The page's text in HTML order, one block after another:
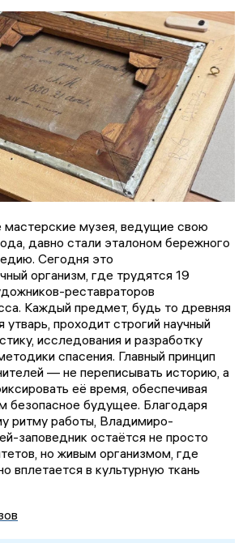
мастерские музея, ведущие свою
давно стали эталоном бережного
Сегодня это
организм, где трудятся 19
реставраторов
Каждый предмет, будь то древняя
утварь, проходит строгий научный
исследования и разработку
спасения. Главный принцип
— не переписывать историю, а
её время, обеспечивая
безопасное будущее. Благодаря
ритму работы, Владимиро-
заповедник остаётся не просто
но живым организмом, где
вплетается в культурную ткань